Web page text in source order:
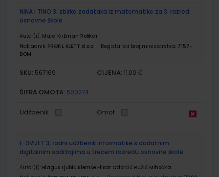
NINA I TINO 3; zbirka zadataka iz matematike za 3. razred
osnovne škole
Autor(i): Maja Križman Roškar
Nakladnik: PROFIL KLETT d.o.o. Registarski broj ministarstva: 7157-
DOM
SKU: 567169 CIJENA: 11,00 €
ŠIFRA OMOTA: 500274
Udžbenik Omot
E-SVIJET 3; radni udžbenik informatike s dodatnim
digitalnim sadržajima u trećem razredu osnovne škole
Autor(i): Blagus Ljubić Klemše Flisar Odorčić Ružić Mihočka